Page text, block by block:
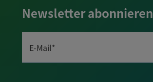
Newsletter abonnieren
E-Mail*